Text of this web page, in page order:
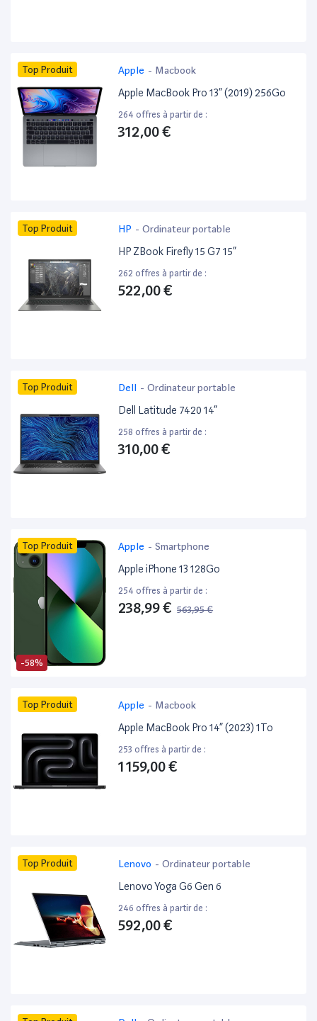
Top Produit Apple - Macbook
Apple MacBook Pro 13” (2019) 256Go
264 offres à partir de :
312,00 €
Top Produit HP - Ordinateur portable
HP ZBook Firefly 15 G7 15”
262 offres à partir de :
522,00 €
Top Produit Dell - Ordinateur portable
Dell Latitude 7420 14”
258 offres à partir de :
310,00 €
-58%
Top Produit Apple - Smartphone
Apple iPhone 13 128Go
254 offres à partir de :
238,99 € 563,95 €
Top Produit Apple - Macbook
Apple MacBook Pro 14” (2023) 1To
253 offres à partir de :
1 159,00 €
Top Produit Lenovo - Ordinateur portable
Lenovo Yoga G6 Gen 6
246 offres à partir de :
592,00 €